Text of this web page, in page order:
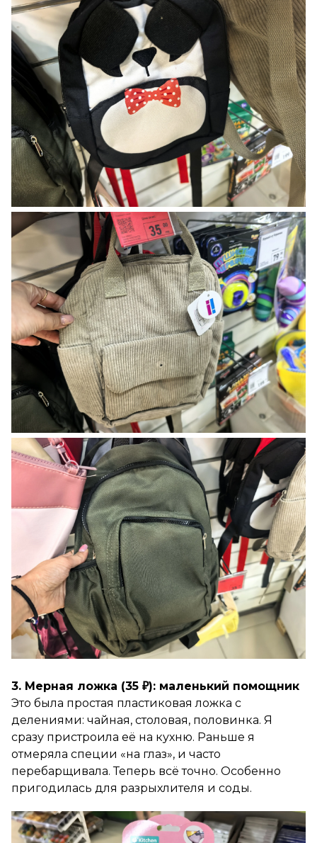
3. Мерная ложка (35 ₽): маленький помощник
Это была простая пластиковая ложка с
делениями: чайная, столовая, половинка. Я
сразу пристроила её на кухню. Раньше я
отмеряла специи «на глаз», и часто
перебарщивала. Теперь всё точно. Особенно
пригодилась для разрыхлителя и соды.